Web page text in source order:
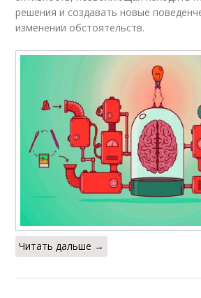
решения и создавать новые
изменении обстоятельств.
Читать дальше →